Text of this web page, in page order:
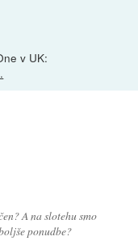
v UK:
A na slotehu smo
ponudbe?